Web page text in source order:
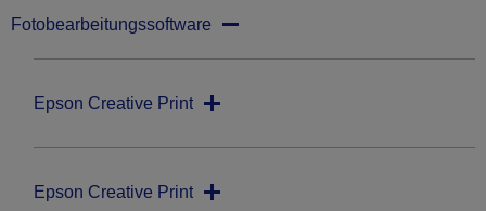
Fotobearbeitungssoftware
Epson Creative Print
Epson Creative Print